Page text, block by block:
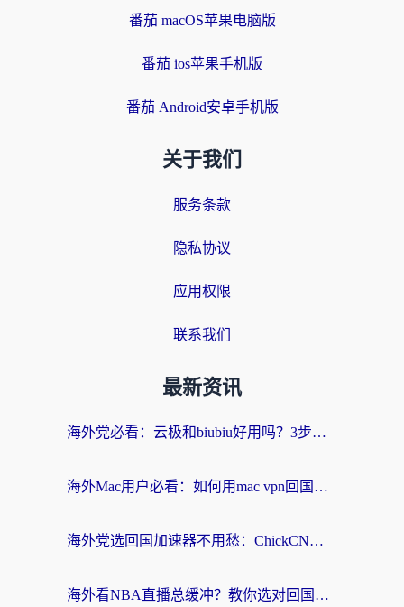
番茄 macOS苹果电脑版
番茄 ios苹果手机版
番茄 Android安卓手机版
关于我们
服务条款
隐私协议
应用权限
联系我们
最新资讯
海外党必看：云极和biubiu好用吗？3步选对回国加速器，无缝刷国内剧玩手游
海外Mac用户必看：如何用mac vpn回国实现无缝刷国内剧玩国服？
海外党选回国加速器不用愁：ChickCN和SpeedCN好用吗？实测对比+避坑指南
海外看NBA直播总缓冲？教你选对回国加速器，无缝看球还能刷国内剧